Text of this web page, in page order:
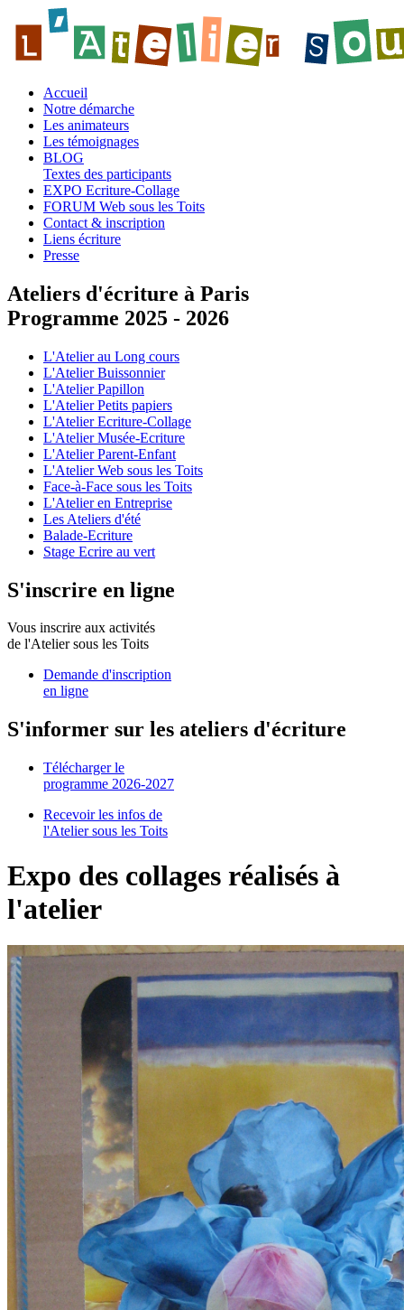
Accueil
Notre démarche
Les animateurs
Les témoignages
BLOG
Textes des participants
EXPO Ecriture-Collage
FORUM Web sous les Toits
Contact & inscription
Liens écriture
Presse
Ateliers d'écriture à Paris
Programme 2025 - 2026
L'Atelier au Long cours
L'Atelier Buissonnier
L'Atelier Papillon
L'Atelier Petits papiers
L'Atelier Ecriture-Collage
L'Atelier Musée-Ecriture
L'Atelier Parent-Enfant
L'Atelier Web sous les Toits
Face-à-Face sous les Toits
L'Atelier en Entreprise
Les Ateliers d'été
Balade-Ecriture
Stage Ecrire au vert
S'inscrire en ligne
Vous inscrire aux activités
de l'Atelier sous les Toits
Demande d'inscription
en ligne
S'informer sur les ateliers d'écriture
Télécharger le
programme 2026-2027
Recevoir les infos de
l'Atelier sous les Toits
Expo des collages réalisés à
l'atelier